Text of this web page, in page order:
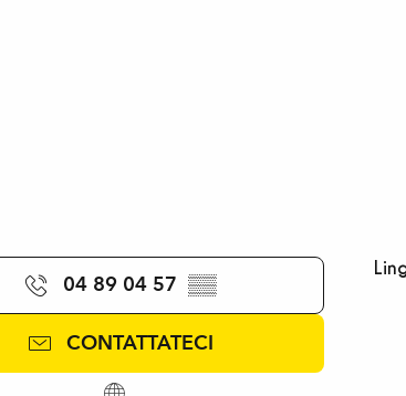
04 89 04 57 ▒▒
CONTATTATECI